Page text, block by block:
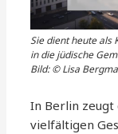
Sie dient heute als
in die jüdische
Bild: © Lisa
In Berlin
vielfältigen